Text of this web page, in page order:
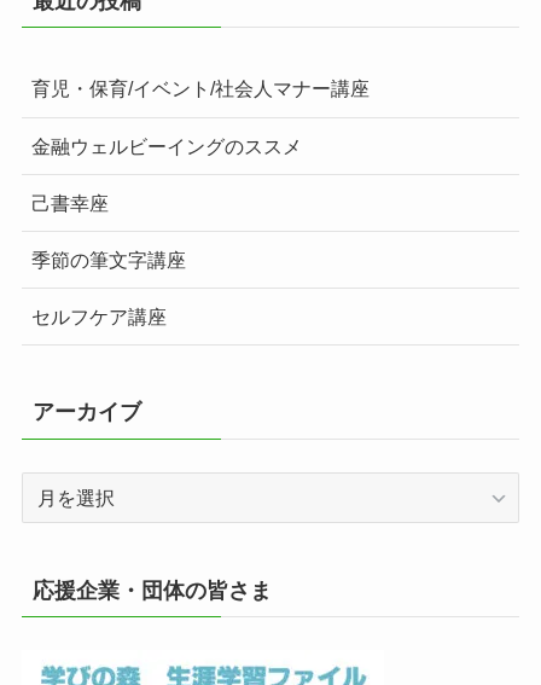
育児・保育/イベント/社会人マナー講座
金融ウェルビーイングのススメ
己書幸座
季節の筆文字講座
セルフケア講座
アーカイブ
イ
ブ
応援企業・団体の皆さま